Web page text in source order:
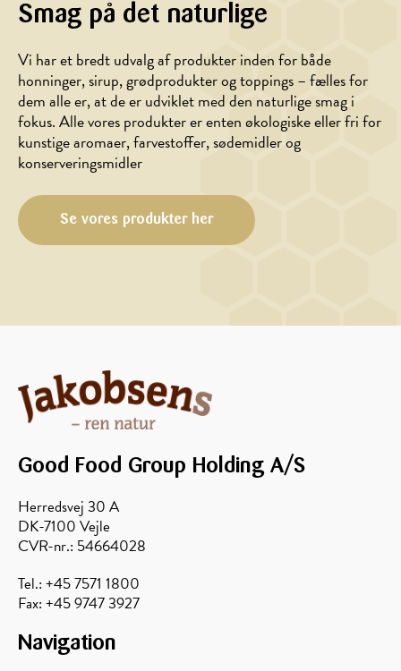
Smag på det naturlige
Vi har et bredt udvalg af produkter inden for både
honninger, sirup, grødprodukter og toppings – fælles for
dem alle er, at de er udviklet med den naturlige smag i
fokus. Alle vores produkter er enten økologiske eller fri for
kunstige aromaer, farvestoffer, sødemidler og
konserveringsmidler
Se vores produkter her
Good Food Group Holding A/S
Herredsvej 30 A
DK-7100 Vejle
CVR-nr.: 54664028
Tel.: +45 7571 1800
Fax: +45 9747 3927
Navigation